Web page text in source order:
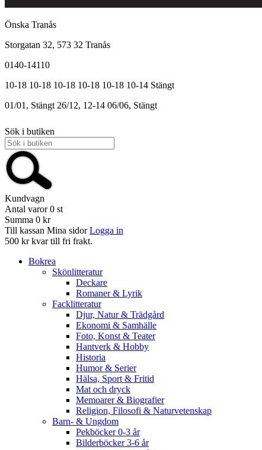
Önska Tranås
Storgatan 32, 573 32 Tranås
0140-14110
10-18 10-18 10-18 10-18 10-18 10-14 Stängt
01/01, Stängt 26/12, 12-14 06/06, Stängt
Sök i butiken
Kundvagn
Antal varor 0 st
Summa 0 kr
Till kassan Mina sidor Logga in
500 kr kvar till fri frakt.
Bokrea
Skönlitteratur
Deckare
Romaner & Lyrik
Facklitteratur
Djur, Natur & Trädgård
Ekonomi & Samhälle
Foto, Konst & Teater
Hantverk & Hobby
Historia
Humor & Serier
Hälsa, Sport & Fritid
Mat och dryck
Memoarer & Biografier
Religion, Filosofi & Naturvetenskap
Barn- & Ungdom
Pekböcker 0-3 år
Bilderböcker 3-6 år